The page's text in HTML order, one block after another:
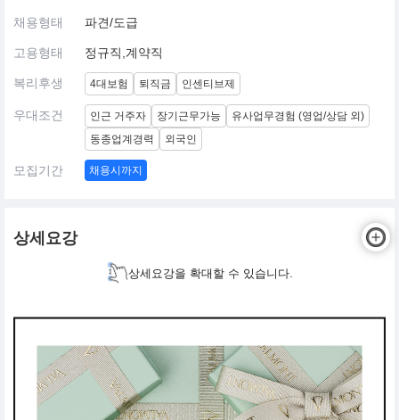
채용형태 파견/도급
고용형태 정규직,계약직
복리후생 4대보험 퇴직금 인센티브제
우대조건 인근 거주자 장기근무가능
유사업무경험 (영업/상담 외)
동종업계경력
외국인
모집기간 채용시까지
상세요강
상세요강을 확대할 수 있습니다.